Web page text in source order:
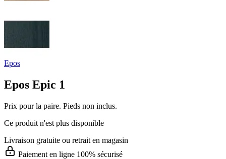
Epos
Epos Epic 1
Prix pour la paire. Pieds non inclus.
Ce produit n'est plus disponible
Livraison gratuite ou retrait en magasin
Paiement en ligne 100% sécurisé